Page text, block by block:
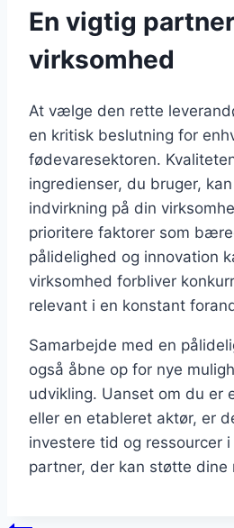
En vigtig
virksomhed
At vælge den rette
en kritisk beslutning for
fødevaresektoren.
ingredienser, du bruger,
indvirkning på din
prioritere faktorer som
pålidelighed og innovation
virksomhed forbliver
relevant i en konstant
Samarbejde med en
også åbne op for nye
udvikling. Uanset om du er
eller en etableret aktør, er
investere tid og ressourcer
partner, der kan støtte dine